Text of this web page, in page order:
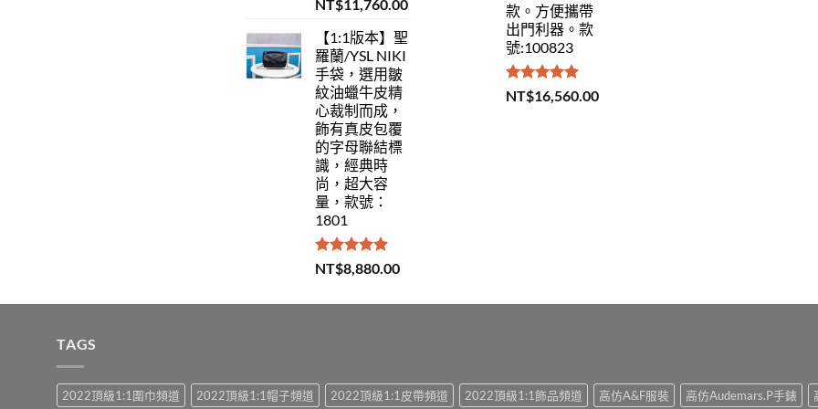
滿分 5
NT$11,760.00
【1:1版本】聖
羅蘭/YSL NIKI
手袋，選用皺
紋油蠟牛皮精
心裁制而成，
飾有真皮包覆
的字母聯結標
識，經典時
尚，超大容
量，款號：
1801
評分 5.00
滿分 5
NT$8,880.00
款。方便攜帶
出門利器。款
號:100823
評分5.00
滿分 5
NT$16,560.00
TAGS
2022頂級1:1圍巾頻道 2022頂級1:1帽子頻道 2022頂級1:1皮帶頻道 2022頂級1:1飾品頻道 高仿A&F服裝 高仿Audemars.P手錶